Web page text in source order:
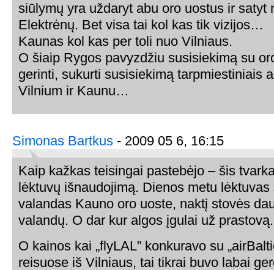
siūlymų yra uždaryt abu oro uostus ir satyt
Elektrėnų. Bet visa tai kol kas tik vizijos…
Kaunas kol kas per toli nuo Vilniaus.
O šiaip Rygos pavyzdžiu susisiekimą su
gerinti, sukurti susisiekimą tarpmiestiniais
Vilnium ir Kaunu…
Simonas Bartkus - 2009 05 6, 16:15
Kaip kažkas teisingai pastebėjo – šis
lėktuvų išnaudojimą. Dienos metu
valandas Kauno oro uoste, naktį stovės
valandų. O dar kur algos įgulai už prastovą.
O kainos kai „flyLAL” konkuravo su
reisuose iš Vilniaus, tai tikrai buvo labai